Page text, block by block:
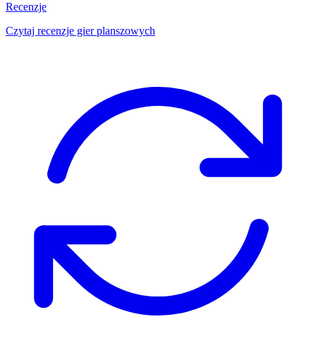
Recenzje
Czytaj recenzje gier planszowych